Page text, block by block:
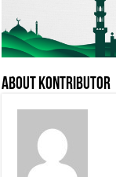
About Kontributor